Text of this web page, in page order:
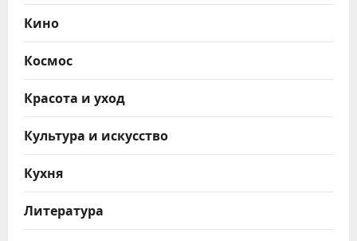
Кино
Космос
Красота и уход
Культура и искусство
Кухня
Литература